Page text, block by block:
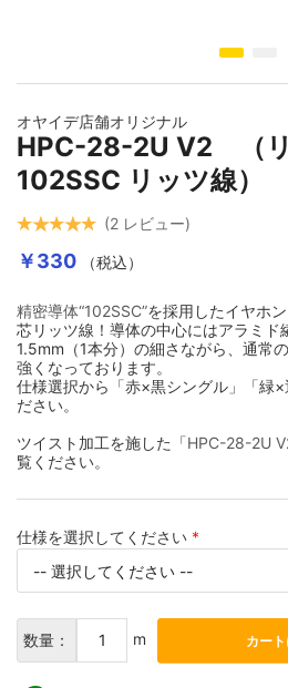
イメージギャラリーの最初に移動する
オヤイデ店舗オリジナル
HPC-28-2U V2 （
102SSC リッツ線）
2 レビュー
￥330 （税込）
精密導体“102SSC”を採用したイヤホ
芯リッツ線！導体の中心にはアラミド
1.5mm（1本分）の細さながら、通常
強くなっております。
仕様選択から「赤×黒シングル」「緑×
ださい。
ツイスト加工を施した「HPC-28-2U
覧ください。
仕様を選択してください
数量： m カー